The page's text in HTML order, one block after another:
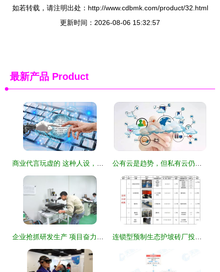
如若转载，请注明出处：http://www.cdbmk.com/product/32.html
更新时间：2026-08-06 15:32:57
最新产品 Product